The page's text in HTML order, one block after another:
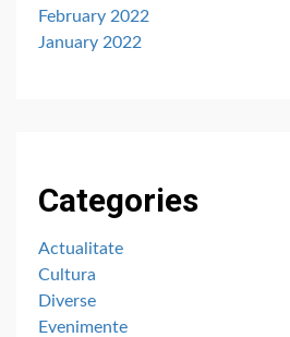
February 2022
January 2022
Categories
Actualitate
Cultura
Diverse
Evenimente